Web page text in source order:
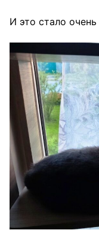
И это стало